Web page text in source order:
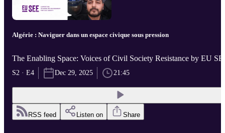
Algérie : Naviguer dans un espace civique sous pression
The Enabling Space: Voices of Civil Society Resistance by EU
S2 · E4 Dec 29, 2025 21:45
RSS feed Listen on Share